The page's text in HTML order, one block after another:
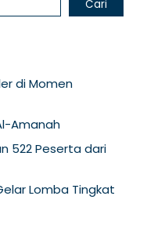
Cari
di Momen
Amanah
522 Peserta dari
Lomba Tingkat